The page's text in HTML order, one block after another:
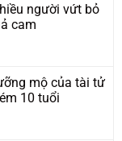
người vứt bỏ
cam
mộ của tài tử
10 tuổi